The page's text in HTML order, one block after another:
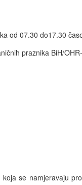
od 07.30 do17.30
praznika BiH/
se namjeravaju